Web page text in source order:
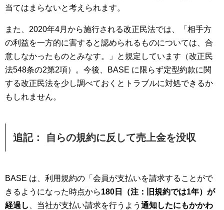
当てはまらないと考えられます。
また、2020年4月から施行される改正民法では、「相手方
の利益を一方的に害すると認められるものについては、合
意しなかったものとみなす。」と規定しています（改正民
法548条の2第2項）。今後、BASE に限らず定型約款に関
する改正民法を少し調べておくとトラブルに対処できるか
もしれません。
追記： 自らの規約に反して売上金を没収
BASE は、利用規約の「会員が支払いを請求することがで
きるようになった時点から180日（注：旧規約では1年）が
経過し
、当社が支払い請求を行うよう 通知したにもかかわ